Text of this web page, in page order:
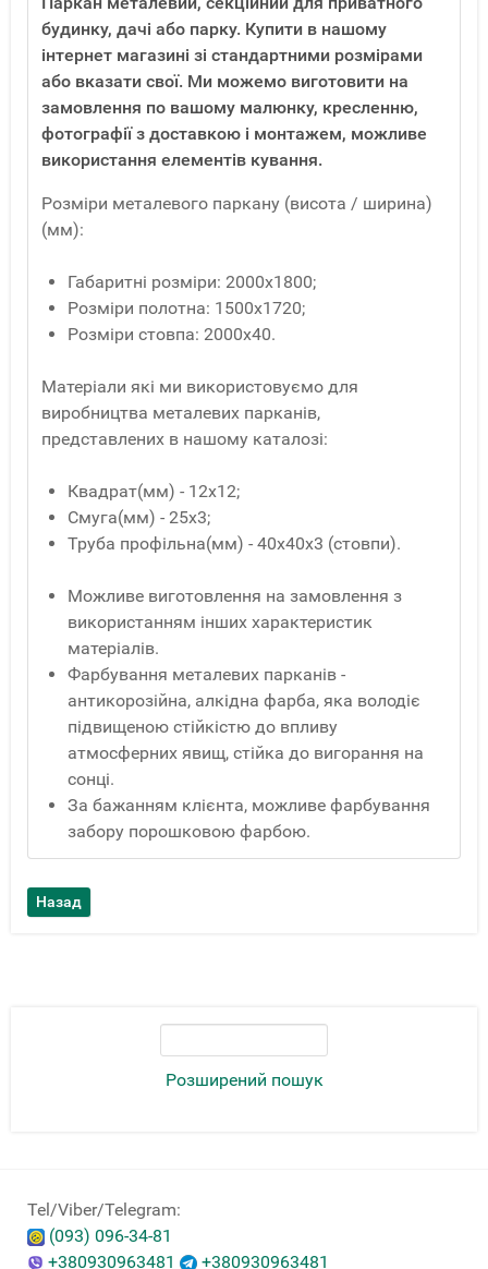
Розширений пошук
будинку, дачі або парку. Купити в нашому
інтернет магазині зі стандартними розмірами
або вказати свої. Ми можемо виготовити на
замовлення по вашому малюнку, кресленню,
фотографії з доставкою і монтажем, можливе
використання елементів кування.
Розміри металевого паркану (висота / ширина)
(мм):
Габаритні розміри: 2000х1800;
Розміри полотна: 1500х1720;
Розміри стовпа: 2000х40.
Матеріали які ми використовуємо для
виробництва металевих парканів,
представлених в нашому каталозі:
Квадрат(мм) - 12x12;
Смуга(мм) - 25x3;
Труба профільна(мм) - 40x40x3 (стовпи).
Можливе виготовлення на замовлення з
використанням інших характеристик
матеріалів.
Фарбування металевих парканів -
антикорозійна, алкідна фарба, яка володіє
підвищеною стійкістю до впливу
атмосферних явищ, стійка до вигорання на
сонці.
За бажанням клієнта, можливе фарбування
забору порошковою фарбою.
Tel/Viber/Telegram:
(093) 096-34-81
+380930963481
+380930963481